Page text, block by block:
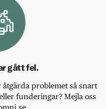
gått fel.
problemet så snart
funderingar? Mejla oss